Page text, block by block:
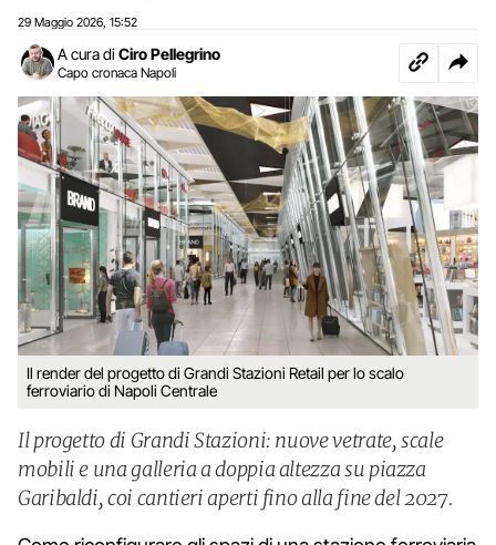
29 Maggio 2026 15:52
A cura di Ciro Pellegrino
Capo cronaca Napoli
Il render del progetto di Grandi Stazioni Retail per lo scalo
ferroviario di Napoli Centrale
Il progetto di Grandi Stazioni: nuove vetrate, scale
mobili e una galleria a doppia altezza su piazza
Garibaldi, coi cantieri aperti fino alla fine del 2027.